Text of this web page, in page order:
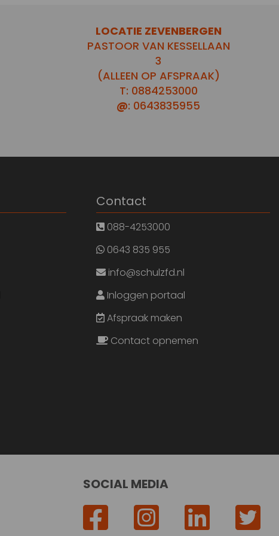
LOCATIE ZEVENBERGEN
PASTOOR VAN KESSELLAAN
3
(ALLEEN OP AFSPRAAK)
T: 0884253000
@: 0643835955
Contact
088-4253000
0643 835 955
info@schulzfd.nl
Inloggen portaal
Afspraak maken
Contact opnemen
SOCIAL MEDIA